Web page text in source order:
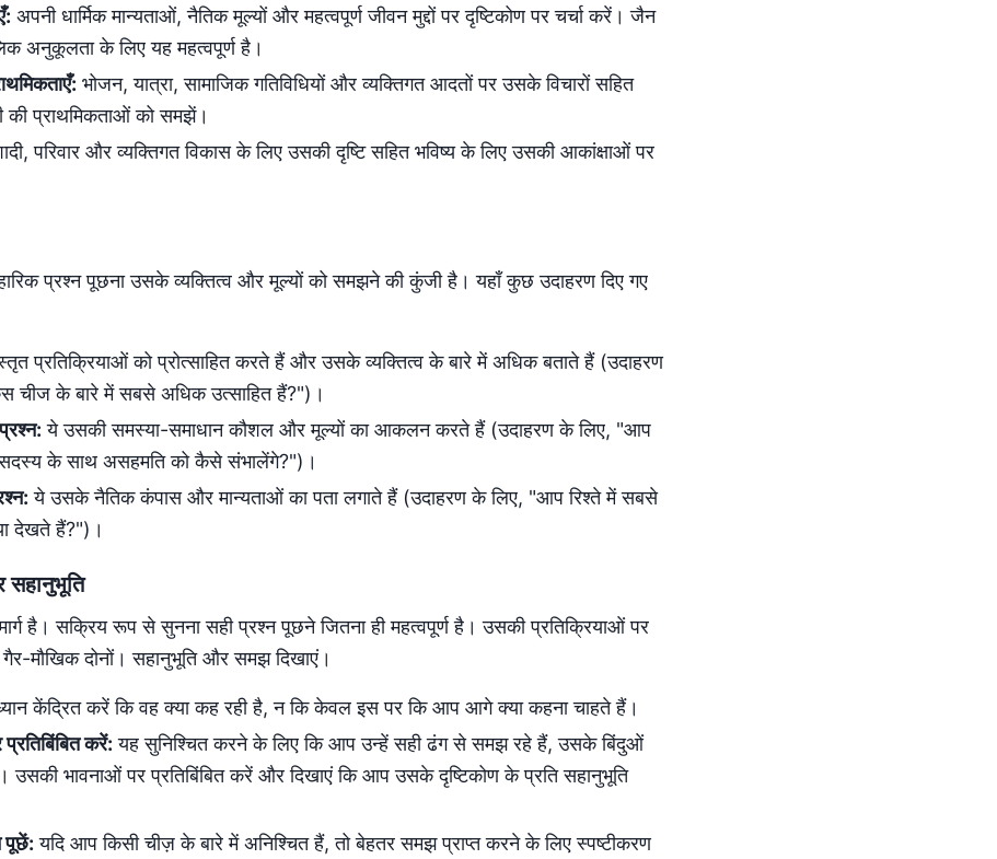
अपनी धार्मिक मान्यताओं, नैतिक मूल्यों और महत्वपूर्ण जीवन मुद्दों पर दृष्टिकोण पर चर्चा करें। जैन
अनुकूलता के लिए यह महत्वपूर्ण है।
भोजन, यात्रा, सामाजिक गतिविधियों और व्यक्तिगत आदतों पर उसके विचारों सहित
की प्राथमिकताओं को समझें।
परिवार और व्यक्तिगत विकास के लिए उसकी दृष्टि सहित भविष्य के लिए उसकी आकांक्षाओं पर
प्रश्न पूछना उसके व्यक्तित्व और मूल्यों को समझने की कुंजी है। यहाँ कुछ उदाहरण दिए गए
प्रतिक्रियाओं को प्रोत्साहित करते हैं और उसके व्यक्तित्व के बारे में अधिक बताते हैं (उदाहरण
चीज के बारे में सबसे अधिक उत्साहित हैं?")।
ये उसकी समस्या-समाधान कौशल और मूल्यों का आकलन करते हैं (उदाहरण के लिए, "आप
सदस्य के साथ असहमति को कैसे संभालेंगे?")।
ये उसके नैतिक कंपास और मान्यताओं का पता लगाते हैं (उदाहरण के लिए, "आप रिश्ते में सबसे
देखते हैं?")।
है। सक्रिय रूप से सुनना सही प्रश्न पूछने जितना ही महत्वपूर्ण है। उसकी प्रतिक्रियाओं पर
मौखिक दोनों। सहानुभूति और समझ दिखाएं।
केंद्रित करें कि वह क्या कह रही है, न कि केवल इस पर कि आप आगे क्या कहना चाहते हैं।
करें: यह सुनिश्चित करने के लिए कि आप उन्हें सही ढंग से समझ रहे हैं, उसके बिंदुओं
उसकी भावनाओं पर प्रतिबिंबित करें और दिखाएं कि आप उसके दृष्टिकोण के प्रति सहानुभूति
पूछें: यदि आप किसी चीज़ के बारे में अनिश्चित हैं, तो बेहतर समझ प्राप्त करने के लिए स्पष्टीकरण